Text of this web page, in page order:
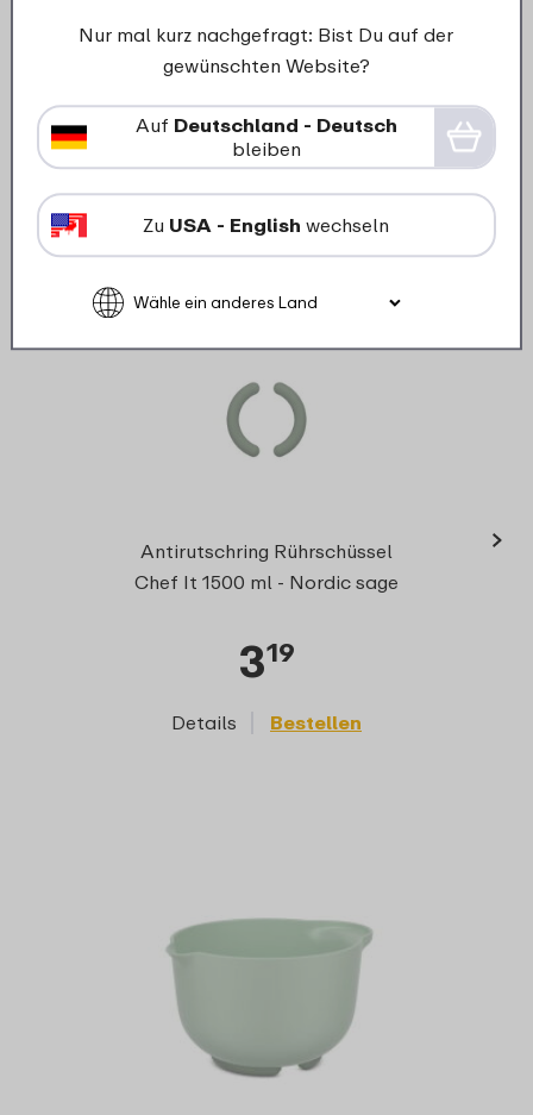
Details Bestellen
Ersatzteile für dieses Produkt
Antirutschring Rührschüssel
Chef It 1500 ml - Nordic sage
319
Details Bestellen
›
Nur mal kurz nachgefragt: Bist Du auf der
gewünschten Website?
Auf Deutschland - Deutsch
bleiben
Zu USA - English wechseln